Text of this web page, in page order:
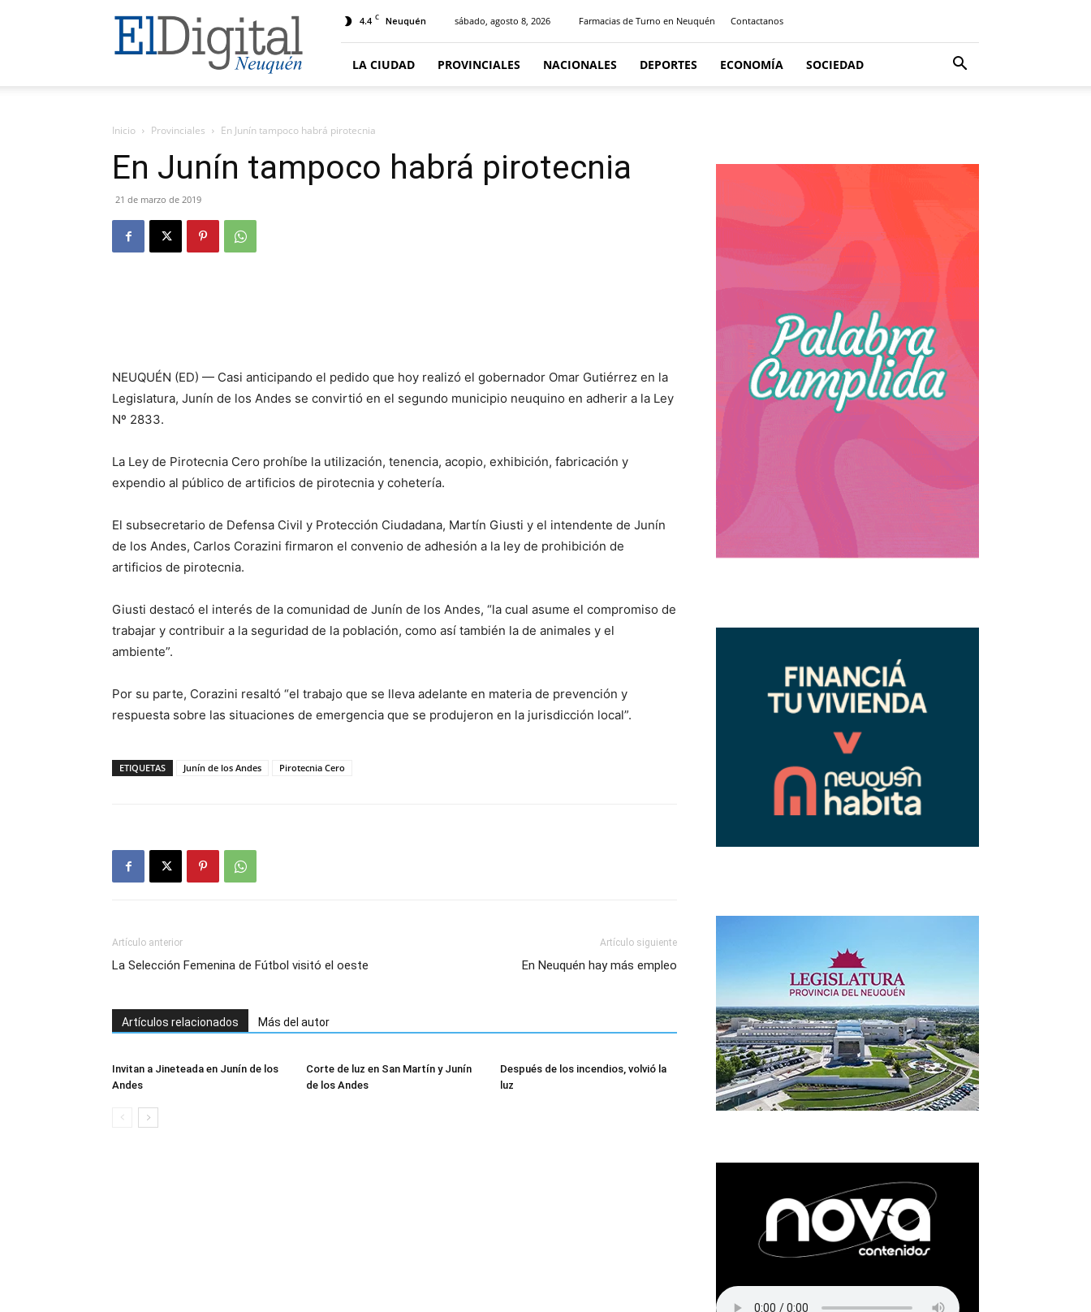
El
Digital
Neuquen
4.4 C Neuquén sábado, agosto 8, 2026 Farmacias de Turno en Neuquén Contactanos
LA CIUDAD PROVINCIALES NACIONALES DEPORTES ECONOMÍA SOCIEDAD
Inicio Provinciales En Junín tampoco habrá pirotecnia
En Junín tampoco habrá pirotecnia
21 de marzo de 2019
NEUQUÉN (ED) — Casi anticipando el pedido que hoy realizó el gobernador Omar Gutiérrez en la
Legislatura, Junín de los Andes se convirtió en el segundo municipio neuquino en adherir a la Ley
Nº 2833.
La Ley de Pirotecnia Cero prohíbe la utilización, tenencia, acopio, exhibición, fabricación y
expendio al público de artificios de pirotecnia y cohetería.
El subsecretario de Defensa Civil y Protección Ciudadana, Martín Giusti y el intendente de Junín
de los Andes, Carlos Corazini firmaron el convenio de adhesión a la ley de prohibición de
artificios de pirotecnia.
Giusti destacó el interés de la comunidad de Junín de los Andes, “la cual asume el compromiso de
trabajar y contribuir a la seguridad de la población, como así también la de animales y el
ambiente”.
Por su parte, Corazini resaltó “el trabajo que se lleva adelante en materia de prevención y
respuesta sobre las situaciones de emergencia que se produjeron en la jurisdicción local”.
ETIQUETAS Junín de los Andes Pirotecnia Cero
Artículo anterior
La Selección Femenina de Fútbol visitó el oeste
Artículo siguiente
En Neuquén hay más empleo
Artículos relacionados Más del autor
Invitan a Jineteada en Junín de los
Andes
Corte de luz en San Martín y Junín
de los Andes
Después de los incendios, volvió la
luz